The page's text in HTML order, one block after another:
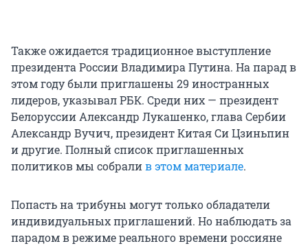
Также ожидается традиционное выступление
президента России Владимира Путина. На парад в
этом году были приглашены 29 иностранных
лидеров, указывал РБК. Среди них — президент
Белоруссии Александр Лукашенко, глава Сербии
Александр Вучич, президент Китая Си Цзиньпин
и другие. Полный список приглашенных
политиков мы собралив этом материале.
Попасть на трибуны могут только обладатели
индивидуальных приглашений. Но наблюдать за
парадом в режиме реального времени россияне